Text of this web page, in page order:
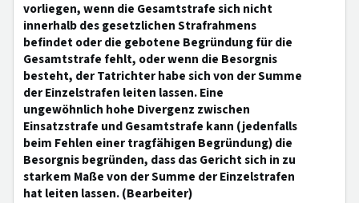
vorliegen, wenn die Gesamtstrafe sich nicht
innerhalb des gesetzlichen Strafrahmens
befindet oder die gebotene Begründung für die
Gesamtstrafe fehlt, oder wenn die Besorgnis
besteht, der Tatrichter habe sich von der Summe
der Einzelstrafen leiten lassen. Eine
ungewöhnlich hohe Divergenz zwischen
Einsatzstrafe und Gesamtstrafe kann (jedenfalls
beim Fehlen einer tragfähigen Begründung) die
Besorgnis begründen, dass das Gericht sich in zu
starkem Maße von der Summe der Einzelstrafen
hat leiten lassen. (Bearbeiter)